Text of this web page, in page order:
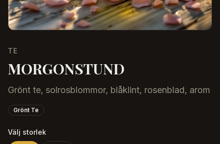
TE
MORGONSTUND
Grönt te, solrosblommor, blåklint, rosenblad, arom
Grönt Te
Välj storlek